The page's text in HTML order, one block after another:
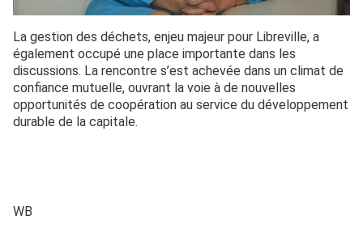
La gestion des déchets, enjeu majeur pour Libreville, a
également occupé une place importante dans les
discussions. La rencontre s’est achevée dans un climat de
confiance mutuelle, ouvrant la voie à de nouvelles
opportunités de coopération au service du développement
durable de la capitale.
WB